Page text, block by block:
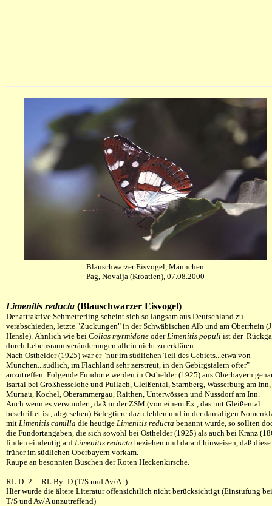
Blauschwarzer Eisvogel, Männchen
Pag, Novalja (Kroatien), 07.08.2000
Limenitis reducta (Blauschwarzer Eisvogel)
Der attraktive Schmetterling scheint sich so langsam aus Deutschland zu
verabschieden, letzte "Zuckungen" in der Schwäbischen Alb und am Oberrhein
Hensle). Ähnlich wie bei Colias myrmidone oderLimenitis populi ist der
durch Lebensraumveränderungen allein nicht zu erklären.
Nach Osthelder (1925) war er "nur im südlichen Teil des Gebiets...etwa von
München...südlich, im Flachland sehr zerstreut, in den Gebirgstälern öfter"
anzutreffen. Folgende Fundorte werden in Osthelder (1925) aus Oberbayern
Isartal bei Großhesselohe und Pullach, Gleißental, Starnberg, Wasserburg am Inn,
Murnau, Kochel, Oberammergau, Raithen, Unterwössen und Nussdorf am Inn.
Auch wenn es verwundert, daß in der ZSM (von einem Ex., das mit Gleißental
beschriftet ist, abgesehen) Belegtiere dazu fehlen und in der damaligen
mit Limenitis camilla die heutige Limenitis reducta benannt wurde, so sollten
die Fundortangaben, die sich sowohl bei Osthelder (1925) als auch bei Kranz
finden eindeutig aufLimenitis reducta beziehen und darauf hinweisen, daß
früher im südlichen Oberbayern vorkam.
Raupe an besonnten Büschen der Roten Heckenkirsche.
RL D: 2 RL By: D (T/S und Av/A -)
Hier wurde die ältere Literatur offensichtlich nicht berücksichtigt (Einstufung bei
T/S und Av/A unzutreffend)